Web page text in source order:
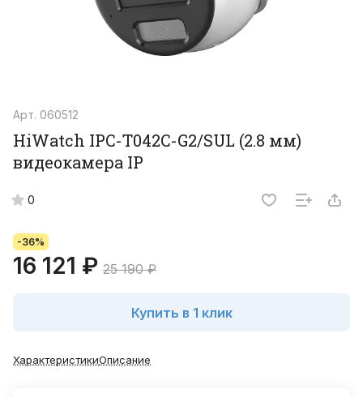
Арт. 060512
HiWatch IPC-T042C-G2/SUL (2.8 мм)
видеокамера IP
0
-36%
16 121 ₽ 25 190 ₽
Купить в 1 клик
ХарактеристикиОписание